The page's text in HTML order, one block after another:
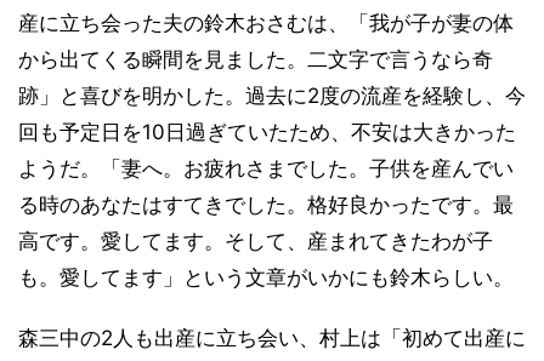
産に立ち会った夫の鈴木おさむは、「我が子が妻の体
から出てくる瞬間を見ました。二文字で言うなら奇
跡」と喜びを明かした。過去に2度の流産を経験し、今
回も予定日を10日過ぎていたため、不安は大きかった
ようだ。「妻へ。お疲れさまでした。子供を産んでい
る時のあなたはすてきでした。格好良かったです。最
高です。愛してます。そして、産まれてきたわが子
も。愛してます」という文章がいかにも鈴木らしい。
森三中の2人も出産に立ち会い、村上は「初めて出産に